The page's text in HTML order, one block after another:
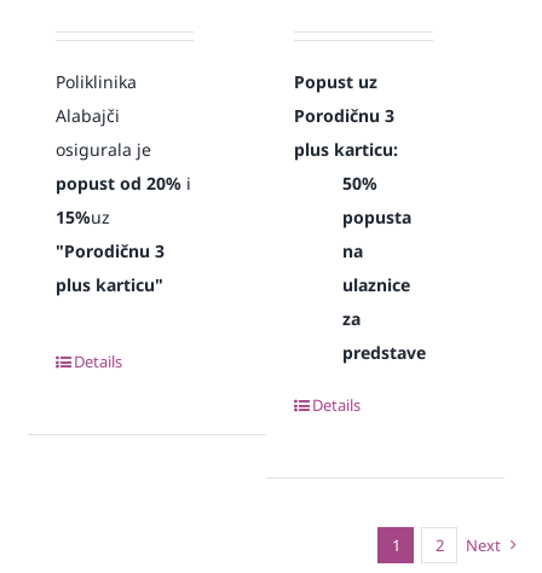
Poliklinika
Alabajči
osigurala je
popust od 20%i
15%uz
"Porodičnu 3
plus karticu"
Details
Popust uz
Porodičnu 3
plus karticu:
50%
popusta
na
ulaznice
za
predstave
Details
1 2 Next